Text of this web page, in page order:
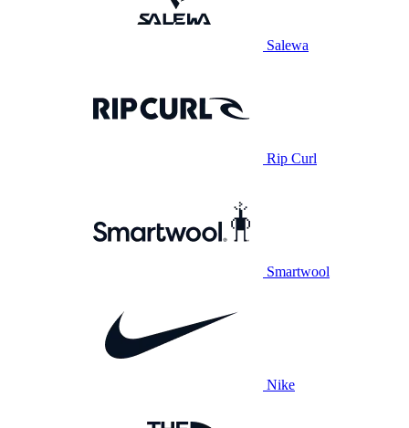
Salewa
Rip Curl
Smartwool
Nike